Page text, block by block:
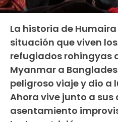
La historia de
situación que viven
refugiados rohingyas
Myanmar a
peligroso viaje y dio a
Ahora vive junto a sus
asentamiento